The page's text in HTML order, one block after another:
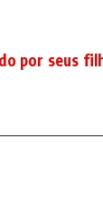
por seus